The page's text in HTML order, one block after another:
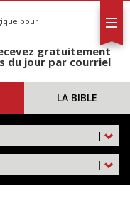
pour
gratuitement
du jour par courriel
LA BIBLE
|
|